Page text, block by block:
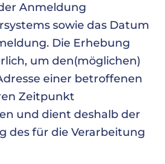
Anmeldung
sowie das Datum
Die Erhebung
um den(möglichen)
einer betroffenen
Zeitpunkt
und dient deshalb der
des für die Verarbeitung